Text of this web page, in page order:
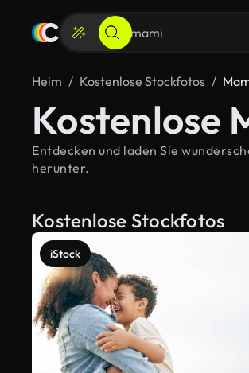
Heim Kostenlose Stockfotos
Kostenlose
Entdecken und laden Sie
herunter.
Kostenlose Stockfotos
iStock